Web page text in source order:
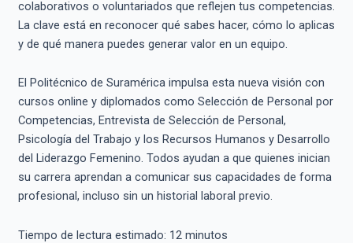
colaborativos o voluntariados que reflejen tus competencias.
La clave está en reconocer qué sabes hacer, cómo lo aplicas
y de qué manera puedes generar valor en un equipo.
El Politécnico de Suramérica impulsa esta nueva visión con
cursos online y diplomados como Selección de Personal por
Competencias, Entrevista de Selección de Personal,
Psicología del Trabajo y los Recursos Humanos y Desarrollo
del Liderazgo Femenino. Todos ayudan a que quienes inician
su carrera aprendan a comunicar sus capacidades de forma
profesional, incluso sin un historial laboral previo.
Tiempo de lectura estimado: 12minutos